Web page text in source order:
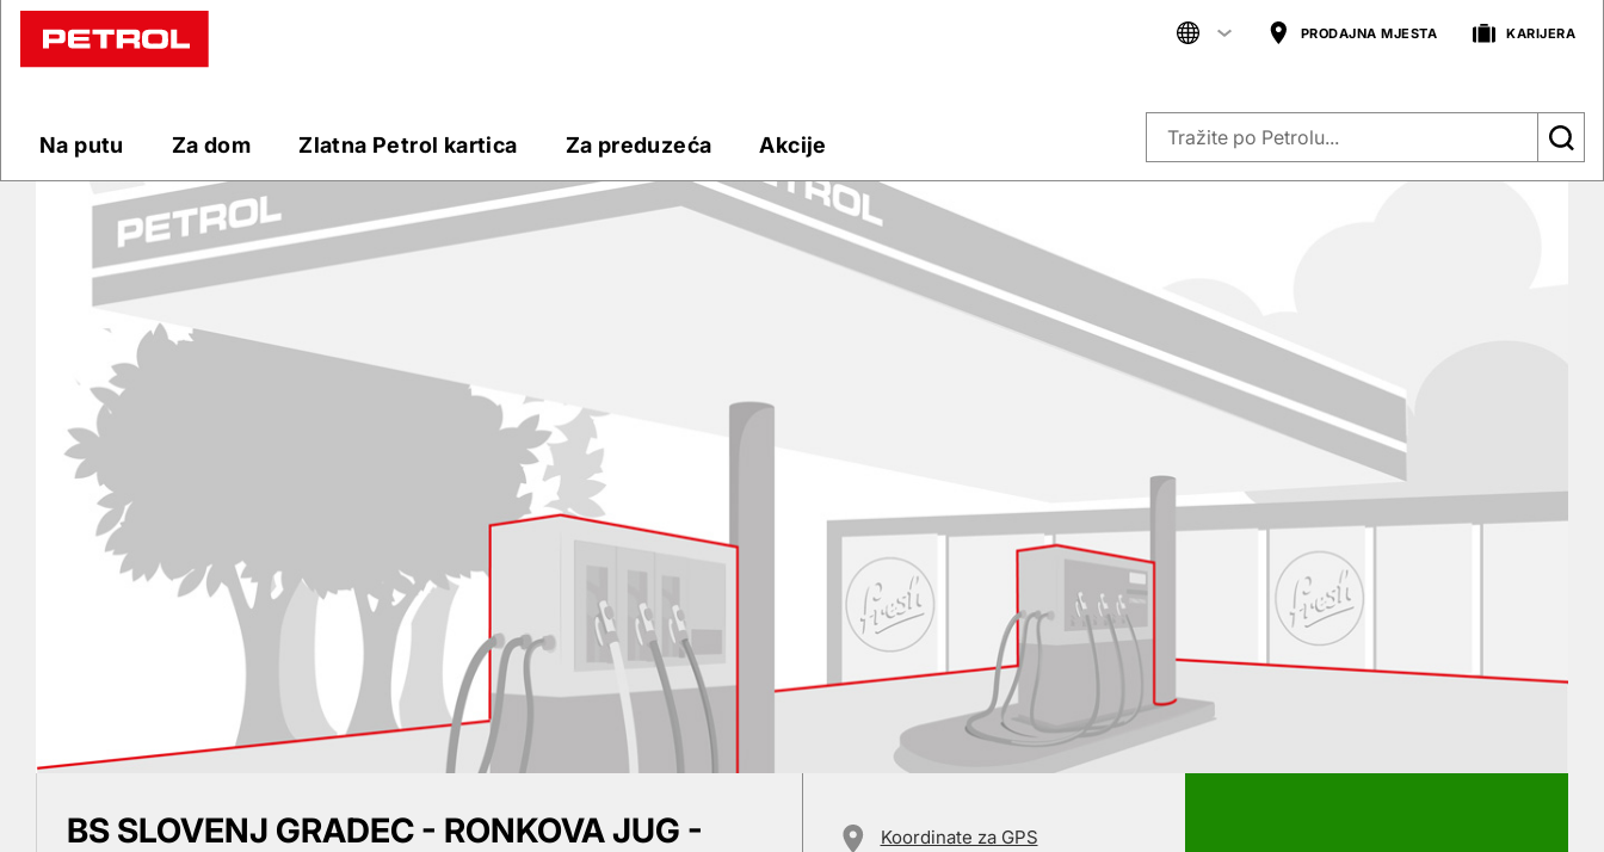
Prodajna
mjesta
Na putu Za dom Zlatna Petrol kartica Za preduzeća Akcije
PRODAJNA MJESTA KARIJERA
BS SLOVENJ GRADEC - RONKOVA JUG -
Koordinate za GPS